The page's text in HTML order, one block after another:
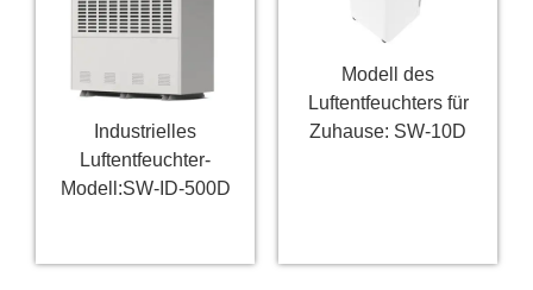
Industrielles
Luftentfeuchter-
Modell:SW-ID-500D
Modell des
Luftentfeuchters für
Zuhause: SW-10D